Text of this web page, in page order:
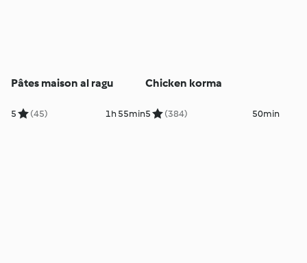
Pâtes maison al ragu
5 (45) 1h 55min
Chicken korma
5 (384) 50min